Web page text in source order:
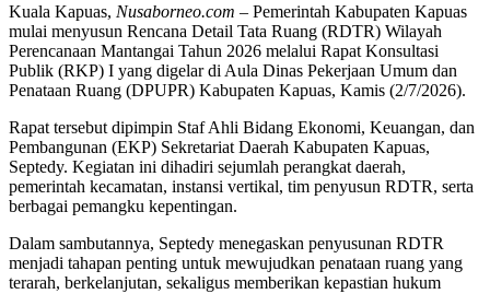
Kuala Kapuas, Nusaborneo.com – Pemerintah Kabupaten Kapuas
mulai menyusun Rencana Detail Tata Ruang (RDTR) Wilayah
Perencanaan Mantangai Tahun 2026 melalui Rapat Konsultasi
Publik (RKP) I yang digelar di Aula Dinas Pekerjaan Umum dan
Penataan Ruang (DPUPR) Kabupaten Kapuas, Kamis (2/7/2026).
Rapat tersebut dipimpin Staf Ahli Bidang Ekonomi, Keuangan, dan
Pembangunan (EKP) Sekretariat Daerah Kabupaten Kapuas,
Septedy. Kegiatan ini dihadiri sejumlah perangkat daerah,
pemerintah kecamatan, instansi vertikal, tim penyusun RDTR, serta
berbagai pemangku kepentingan.
Dalam sambutannya, Septedy menegaskan penyusunan RDTR
menjadi tahapan penting untuk mewujudkan penataan ruang yang
terarah, berkelanjutan, sekaligus memberikan kepastian hukum